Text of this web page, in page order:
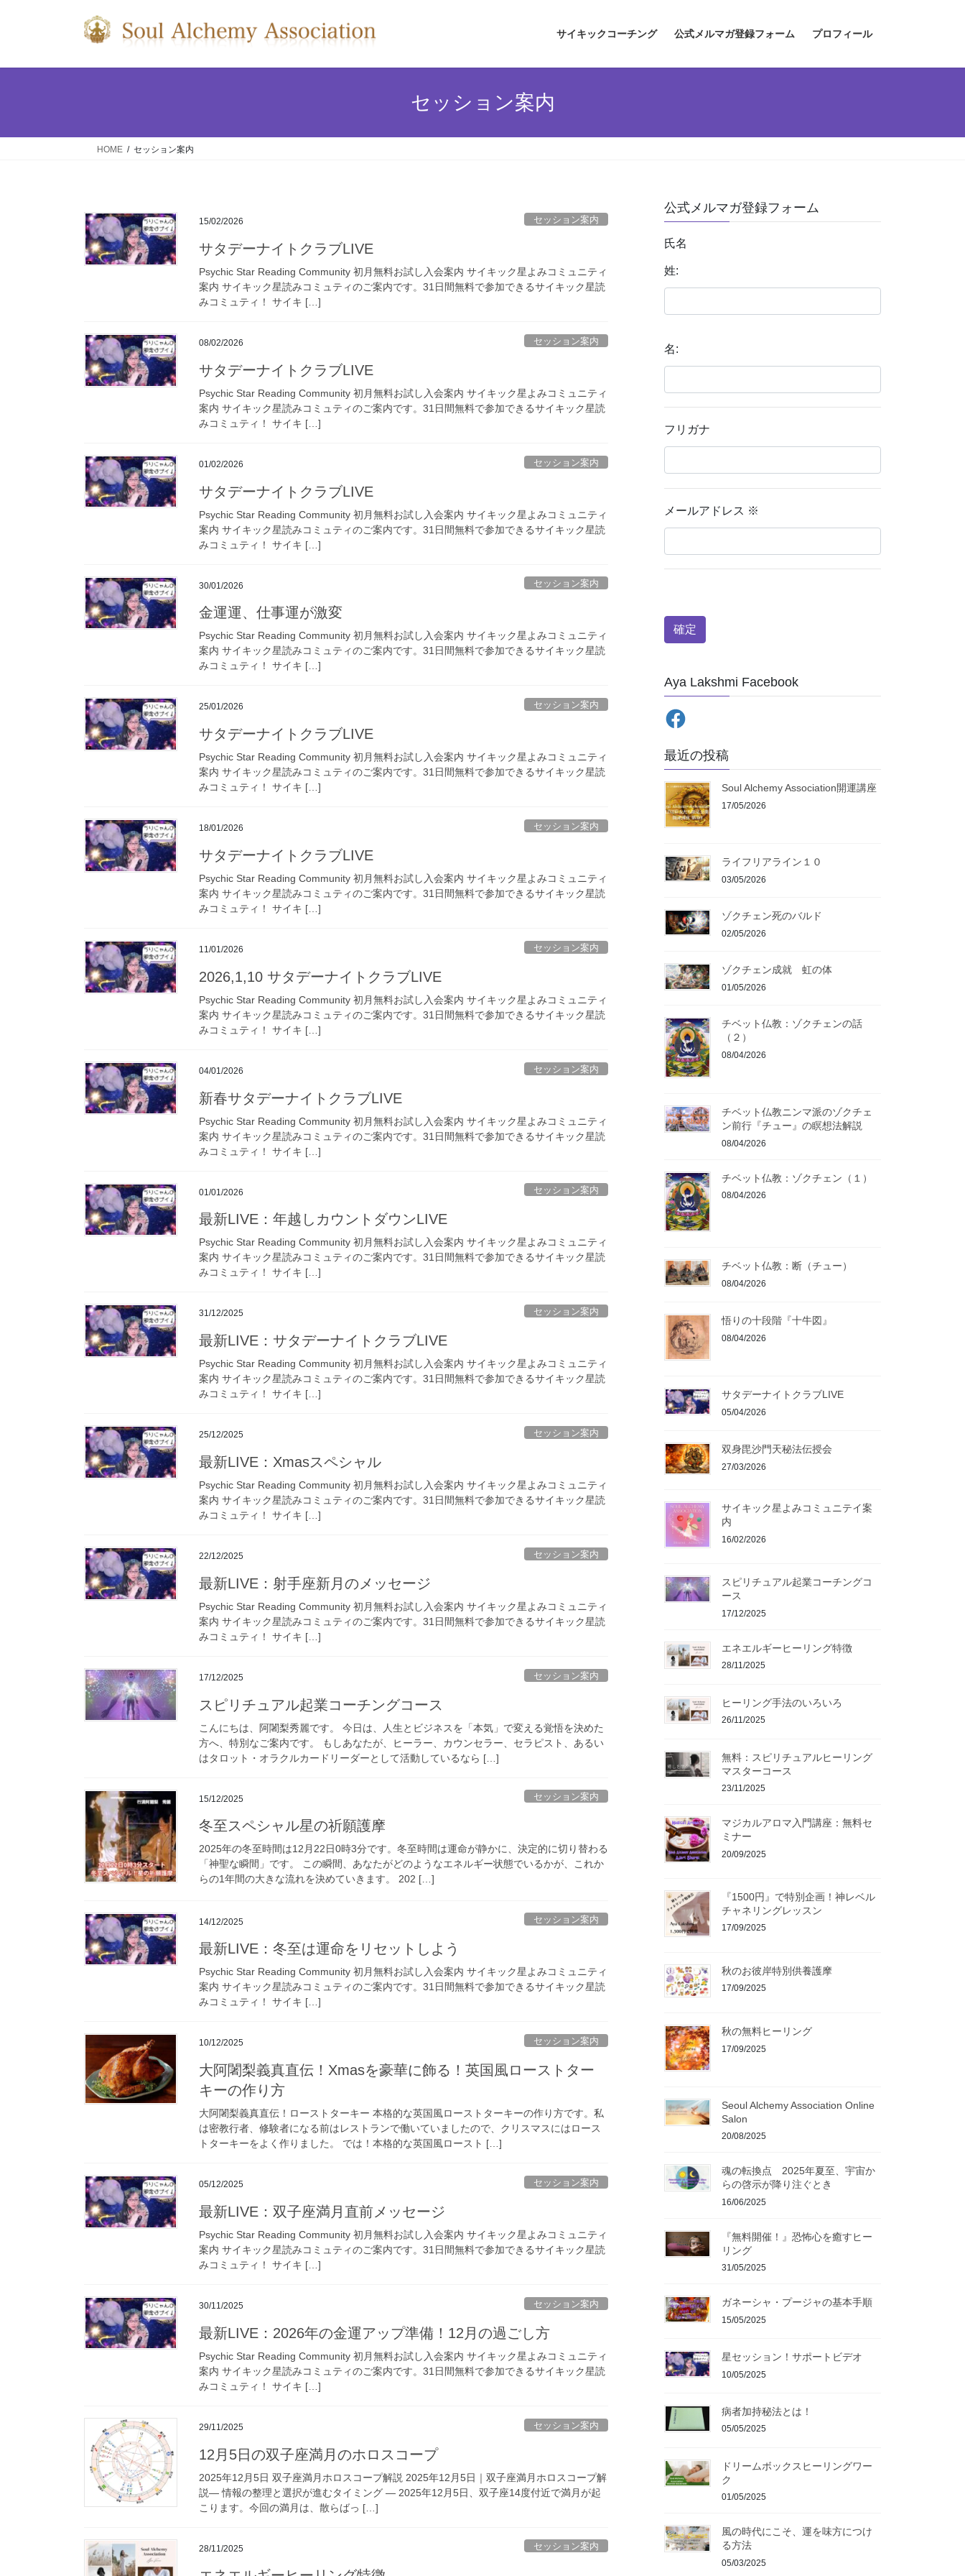
サイキックコーチング 公式メルマガ登録フォーム プロフィール
セッション案内
HOME セッション案内
15/02/2026 セッション案内
サタデーナイトクラブLIVE
Psychic Star Reading Community 初月無料お試し入会案内 サイキック星よみコミュニティ
案内 サイキック星読みコミュティのご案内です。31日間無料で参加できるサイキック星読
みコミュティ！ サイキ […]
08/02/2026 セッション案内
サタデーナイトクラブLIVE
Psychic Star Reading Community 初月無料お試し入会案内 サイキック星よみコミュニティ
案内 サイキック星読みコミュティのご案内です。31日間無料で参加できるサイキック星読
みコミュティ！ サイキ […]
01/02/2026 セッション案内
サタデーナイトクラブLIVE
Psychic Star Reading Community 初月無料お試し入会案内 サイキック星よみコミュニティ
案内 サイキック星読みコミュティのご案内です。31日間無料で参加できるサイキック星読
みコミュティ！ サイキ […]
30/01/2026 セッション案内
金運運、仕事運が激変
Psychic Star Reading Community 初月無料お試し入会案内 サイキック星よみコミュニティ
案内 サイキック星読みコミュティのご案内です。31日間無料で参加できるサイキック星読
みコミュティ！ サイキ […]
25/01/2026 セッション案内
サタデーナイトクラブLIVE
Psychic Star Reading Community 初月無料お試し入会案内 サイキック星よみコミュニティ
案内 サイキック星読みコミュティのご案内です。31日間無料で参加できるサイキック星読
みコミュティ！ サイキ […]
18/01/2026 セッション案内
サタデーナイトクラブLIVE
Psychic Star Reading Community 初月無料お試し入会案内 サイキック星よみコミュニティ
案内 サイキック星読みコミュティのご案内です。31日間無料で参加できるサイキック星読
みコミュティ！ サイキ […]
11/01/2026 セッション案内
2026,1,10 サタデーナイトクラブLIVE
Psychic Star Reading Community 初月無料お試し入会案内 サイキック星よみコミュニティ
案内 サイキック星読みコミュティのご案内です。31日間無料で参加できるサイキック星読
みコミュティ！ サイキ […]
04/01/2026 セッション案内
新春サタデーナイトクラブLIVE
Psychic Star Reading Community 初月無料お試し入会案内 サイキック星よみコミュニティ
案内 サイキック星読みコミュティのご案内です。31日間無料で参加できるサイキック星読
みコミュティ！ サイキ […]
01/01/2026 セッション案内
最新LIVE：年越しカウントダウンLIVE
Psychic Star Reading Community 初月無料お試し入会案内 サイキック星よみコミュニティ
案内 サイキック星読みコミュティのご案内です。31日間無料で参加できるサイキック星読
みコミュティ！ サイキ […]
31/12/2025 セッション案内
最新LIVE：サタデーナイトクラブLIVE
Psychic Star Reading Community 初月無料お試し入会案内 サイキック星よみコミュニティ
案内 サイキック星読みコミュティのご案内です。31日間無料で参加できるサイキック星読
みコミュティ！ サイキ […]
25/12/2025 セッション案内
最新LIVE：Xmasスペシャル
Psychic Star Reading Community 初月無料お試し入会案内 サイキック星よみコミュニティ
案内 サイキック星読みコミュティのご案内です。31日間無料で参加できるサイキック星読
みコミュティ！ サイキ […]
22/12/2025 セッション案内
最新LIVE：射手座新月のメッセージ
Psychic Star Reading Community 初月無料お試し入会案内 サイキック星よみコミュニティ
案内 サイキック星読みコミュティのご案内です。31日間無料で参加できるサイキック星読
みコミュティ！ サイキ […]
17/12/2025 セッション案内
スピリチュアル起業コーチングコース
こんにちは、阿闍梨秀麗です。 今日は、人生とビジネスを「本気」で変える覚悟を決めた
方へ、特別なご案内です。 もしあなたが、ヒーラー、カウンセラー、セラピスト、あるい
はタロット・オラクルカードリーダーとして活動しているなら […]
15/12/2025 セッション案内
冬至スペシャル星の祈願護摩
2025年の冬至時間は12月22日0時3分です。冬至時間は運命が静かに、決定的に切り替わる
「神聖な瞬間」です。 この瞬間、あなたがどのようなエネルギー状態でいるかが、これか
らの1年間の大きな流れを決めていきます。 202 […]
14/12/2025 セッション案内
最新LIVE：冬至は運命をリセットしよう
Psychic Star Reading Community 初月無料お試し入会案内 サイキック星よみコミュニティ
案内 サイキック星読みコミュティのご案内です。31日間無料で参加できるサイキック星読
みコミュティ！ サイキ […]
10/12/2025 セッション案内
大阿闍梨義真直伝！Xmasを豪華に飾る！英国風ローストター
キーの作り方
大阿闍梨義真直伝！ローストターキー 本格的な英国風ローストターキーの作り方です。私
は密教行者、修験者になる前はレストランで働いていましたので、クリスマスにはロース
トターキーをよく作りました。 では！本格的な英国風ロースト […]
05/12/2025 セッション案内
最新LIVE：双子座満月直前メッセージ
Psychic Star Reading Community 初月無料お試し入会案内 サイキック星よみコミュニティ
案内 サイキック星読みコミュティのご案内です。31日間無料で参加できるサイキック星読
みコミュティ！ サイキ […]
30/11/2025 セッション案内
最新LIVE：2026年の金運アップ準備！12月の過ごし方
Psychic Star Reading Community 初月無料お試し入会案内 サイキック星よみコミュニティ
案内 サイキック星読みコミュティのご案内です。31日間無料で参加できるサイキック星読
みコミュティ！ サイキ […]
29/11/2025 セッション案内
12月5日の双子座満月のホロスコープ
2025年12月5日 双子座満月ホロスコープ解説 2025年12月5日｜双子座満月ホロスコープ解
説― 情報の整理と選択が進むタイミング ― 2025年12月5日、双子座14度付近で満月が起
こります。今回の満月は、散らばっ […]
28/11/2025 セッション案内
公式メルマガ登録フォーム
氏名
姓:
名:
フリガナ
メールアドレス ※
Aya Lakshmi Facebook
Facebook
最近の投稿
Soul Alchemy Association開運講座
17/05/2026
ライフリアライン１０
03/05/2026
ゾクチェン死のバルド
02/05/2026
ゾクチェン成就 虹の体
01/05/2026
チベット仏教：ゾクチェンの話
（２）
08/04/2026
チベット仏教ニンマ派のゾクチェ
ン前行『チュー』の瞑想法解説
08/04/2026
チベット仏教：ゾクチェン（１）
08/04/2026
チベット仏教：断（チュー）
08/04/2026
悟りの十段階『十牛図』
08/04/2026
サタデーナイトクラブLIVE
05/04/2026
双身毘沙門天秘法伝授会
27/03/2026
サイキック星よみコミュニテイ案
内
16/02/2026
スピリチュアル起業コーチングコ
ース
17/12/2025
エネエルギーヒーリング特徴
28/11/2025
ヒーリング手法のいろいろ
26/11/2025
無料：スピリチュアルヒーリング
マスターコース
23/11/2025
マジカルアロマ入門講座：無料セ
ミナー
20/09/2025
『1500円』で特別企画！神レベル
チャネリングレッスン
17/09/2025
秋のお彼岸特別供養護摩
17/09/2025
秋の無料ヒーリング
17/09/2025
Seoul Alchemy Association Online
Salon
20/08/2025
魂の転換点 2025年夏至、宇宙か
らの啓示が降り注ぐとき
16/06/2025
『無料開催！』恐怖心を癒すヒー
リング
31/05/2025
ガネーシャ・プージャの基本手順
15/05/2025
星セッション！サポートビデオ
10/05/2025
病者加持秘法とは！
05/05/2025
ドリームボックスヒーリングワー
ク
01/05/2025
風の時代にこそ、運を味方につけ
る方法
05/03/2025